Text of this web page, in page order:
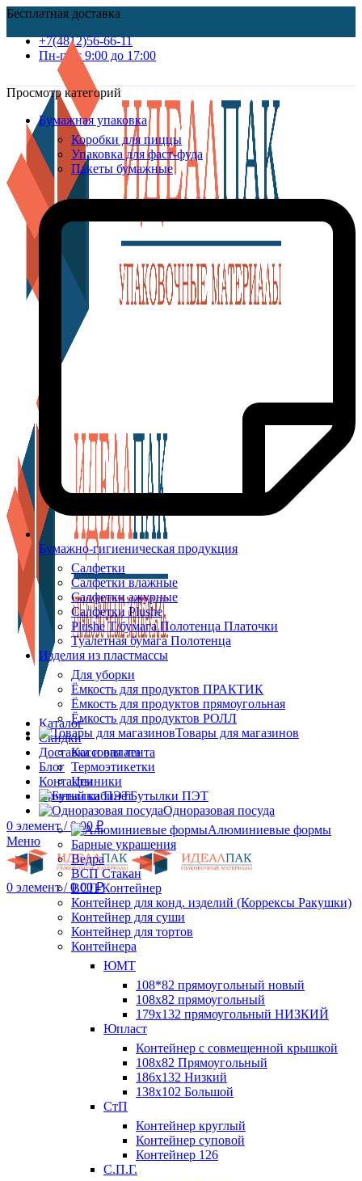
Бесплатная доставка
+7(4812)56-66-11
Пн-пт c 9:00 до 17:00
Каталог
Скидки
Доставка и оплата
Блог
Контакты
Личный кабинет
0 элемент / 0.00₽
Меню
0 элемент / 0.00₽
Просмотр категорий
Бумажная упаковка
Коробки для пиццы
Упаковка для фаст-фуда
Пакеты бумажные
Бумажно-гигиеническая продукция
Салфетки
Салфетки влажные
Салфетки ажурные
Салфетки Plushe
Plushe Т/бумага Полотенца Платочки
Туалетная бумага Полотенца
Изделия из пластмассы
Для уборки
Ёмкость для продуктов ПРАКТИК
Ёмкость для продуктов прямоугольная
Ёмкость для продуктов РОЛЛ
Товары для магазинов
Кассовая лента
Термоэтикетки
Ценники
Бутылки ПЭТ
Одноразовая посуда
Алюминиевые формы
Барные украшения
Ведра
ВСП Стакан
ВСП Контейнер
Контейнер для конд. изделий (Коррексы Ракушки)
Контейнер для суши
Контейнер для тортов
Контейнера
ЮМТ
108*82 прямоугольный новый
108х82 прямоугольный
179х132 прямоугольный НИЗКИЙ
Юпласт
Контейнер с совмещенной крышкой
108х82 Прямоугольный
186х132 Низкий
138х102 Большой
СтП
Контейнер круглый
Контейнер суповой
Контейнер 126
С.П.Г.